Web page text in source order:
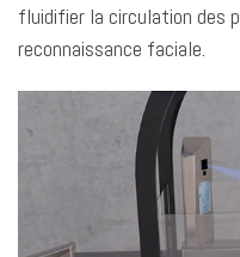
fluidifier la circulation des
reconnaissance faciale.